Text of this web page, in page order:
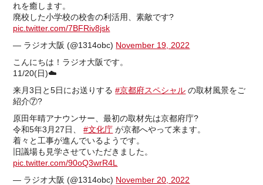
れを癒します。
廃校した小学校の校舎の利活用、素敵です?
pic.twitter.com/7BFRiv8jsk
— ラジオ大阪 (@1314obc) November 19, 2022
こんにちは！ラジオ大阪です。
11/20(日)☁️
来月3日と5日にお送りする#京都府スペシャル の取材風景をご
紹介⑦?
原田年晴アナウンサー、最初の取材先は京都府庁?
令和5年3月27日、#文化庁 が京都へやって来ます。
着々と工事が進んでいるようです。
旧議場も見学させていただきました。
pic.twitter.com/90oQ3wrR4L
— ラジオ大阪 (@1314obc) November 20, 2022